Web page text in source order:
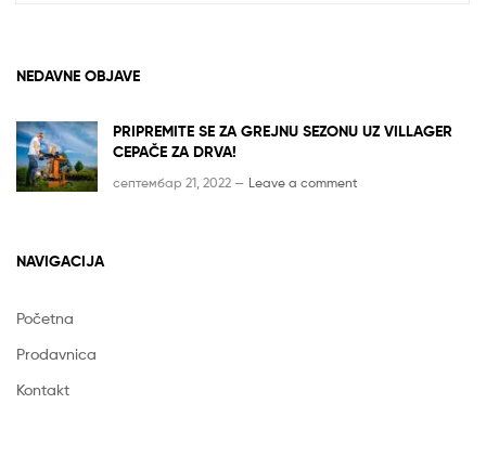
NEDAVNE OBJAVE
PRIPREMITE SE ZA GREJNU SEZONU UZ VILLAGER
CEPAČE ZA DRVA!
септембар 21, 2022 — Leave a comment
NAVIGACIJA
Početna
Prodavnica
Kontakt